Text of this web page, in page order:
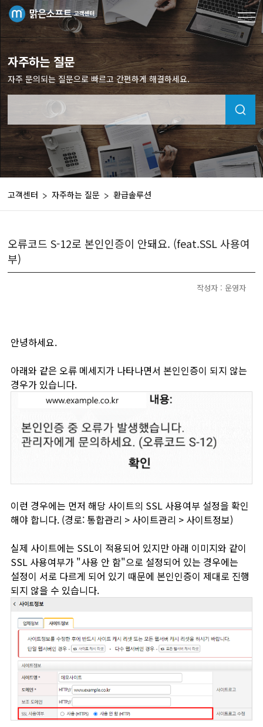
자주하는 질문
자주 문의되는 질문으로 빠르고 간편하게 해결하세요.
고객센터 자주하는 질문 환급솔루션
오류코드 S-12로 본인인증이 안돼요. (feat.SSL 사용여
부)
작성자 : 운영자
안녕하세요.
아래와 같은 오류 메세지가 나타나면서 본인인증이 되지 않는
경우가 있습니다.
이런 경우에는 먼저 해당 사이트의 SSL 사용여부 설정을 확인
해야 합니다. (경로: 통합관리 > 사이트관리 > 사이트정보)
실제 사이트에는 SSL이 적용되어 있지만 아래 이미지와 같이
SSL 사용여부가 "사용 안 함"으로 설정되어 있는 경우에는
설정이 서로 다르게 되어 있기 때문에 본인인증이 제대로 진행
되지 않을 수 있습니다.